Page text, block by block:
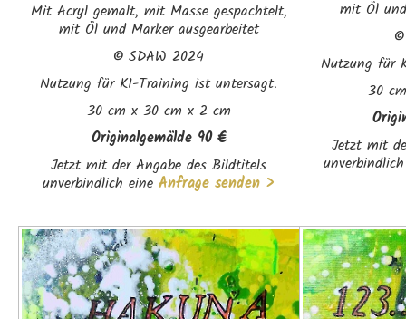
Mit Acryl gemalt, mit Masse gespachtelt,
mit Öl und Marker ausgearbeitet
©SDAW 2024
Nutzung für KI-Training ist untersagt.
30 cm x 30 cm x 2 cm
Originalgemälde 90 €
Jetzt mit der Angabe des Bildtitels
unverbindlich eine Anfrage senden >
mit Öl
Nutzung für
30
Jetzt mit